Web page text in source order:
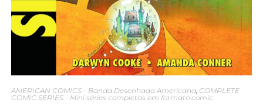
AMERICAN COMICS - Banda Desenhada Americana, COMPLETE
COMIC SERIES - Mini séries completas em formato comic